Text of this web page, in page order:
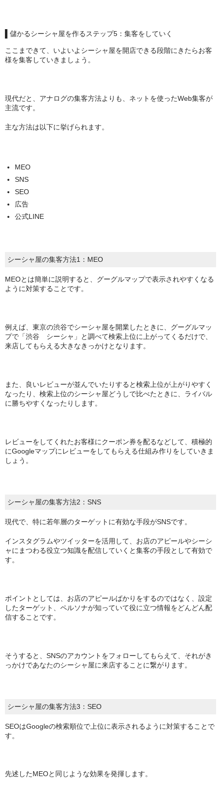
儲かるシーシャ屋を作るステップ5：集客をしていく
ここまできて、いよいよシーシャ屋を開店できる段階にきたらお客
様を集客していきましょう。
現代だと、アナログの集客方法よりも、ネットを使ったWeb集客が
主流です。
主な方法は以下に挙げられます。
MEO
SNS
SEO
広告
公式LINE
シーシャ屋の集客方法1：MEO
MEOとは簡単に説明すると、グーグルマップで表示されやすくなる
ように対策することです。
例えば、東京の渋谷でシーシャ屋を開業したときに、グーグルマッ
プで「渋谷 シーシャ」と調べて検索上位に上がってくるだけで、
来店してもらえる大きなきっかけとなります。
また、良いレビューが並んでいたりすると検索上位が上がりやすく
なったり、検索上位のシーシャ屋どうしで比べたときに、ライバル
に勝ちやすくなったりします。
レビューをしてくれたお客様にクーポン券を配るなどして、積極的
にGoogleマップにレビューをしてもらえる仕組み作りをしていきま
しょう。
シーシャ屋の集客方法2：SNS
現代で、特に若年層のターゲットに有効な手段がSNSです。
インスタグラムやツイッターを活用して、お店のアピールやシーシ
ャにまつわる役立つ知識を配信していくと集客の手段として有効で
す。
ポイントとしては、お店のアピールばかりをするのではなく、設定
したターゲット、ペルソナが知っていて役に立つ情報をどんどん配
信することです。
そうすると、SNSのアカウントをフォローしてもらえて、それがき
っかけであなたのシーシャ屋に来店することに繋がります。
シーシャ屋の集客方法3：SEO
SEOはGoogleの検索順位で上位に表示されるように対策することで
す。
先述したMEOと同じような効果を発揮します。